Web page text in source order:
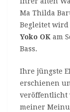
Ma Thilda
Begleitet
Yoko OK am
Bass.
Ihre jüngste
erschienen
veröffentlicht
meiner